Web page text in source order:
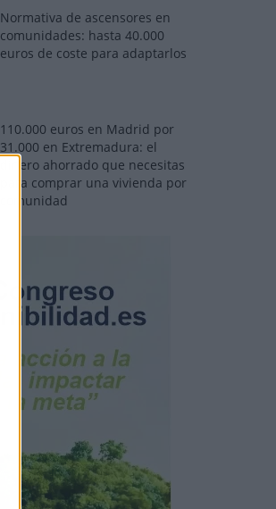
Normativa de ascensores en
comunidades: hasta 40.000
euros de coste para adaptarlos
110.000 euros en Madrid por
31.000 en Extremadura: el
dinero ahorrado que necesitas
para comprar una vivienda por
comunidad